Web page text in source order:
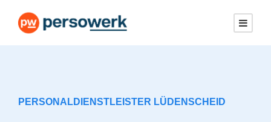
PERSONALDIENSTLEISTER LÜDENSCHEID